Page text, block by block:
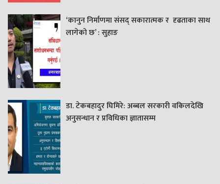
‘कानुन निर्माणमा संसद् सकारात्मक र दृढताका साथ
लागेको छ’ : सुहाङ
डा. टेकबहादुर घिमिरे: अब्बल सरकारी वकिलदेखि
अनुसन्धान र प्रविधिका ज्ञातासम्म